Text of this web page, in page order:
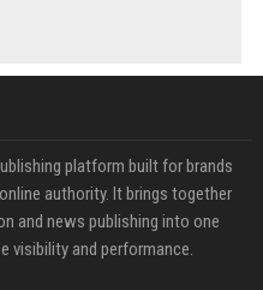
platform built for brands
authority. It brings together
and news publishing into one
visibility and performance.